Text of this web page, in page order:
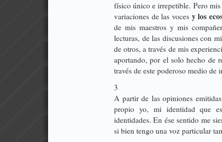
físico único e irrepetible. Pero
variaciones de las voces y los
de mis maestros y mis
lecturas, de las discusiones con
de otros, a través de mis
aportando, por el solo hecho de
través de este poderoso medio de
3
A partir de las opiniones
propio yo, mi identidad que
identidades. En ése sentido me
si bien tengo una voz particular